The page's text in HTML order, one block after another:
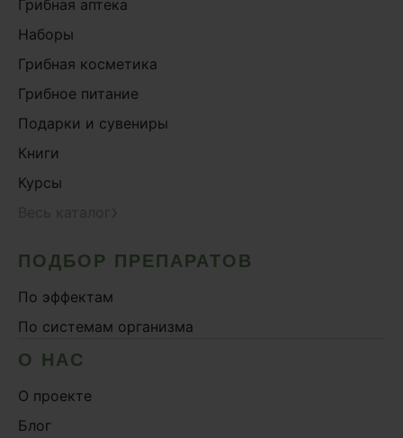
Грибная аптека
Наборы
Грибная косметика
Грибное питание
Подарки и сувениры
Книги
Курсы
ПОДБОР ПРЕПАРАТОВ
По эффектам
По системам организма
О НАС
О проекте
Блог